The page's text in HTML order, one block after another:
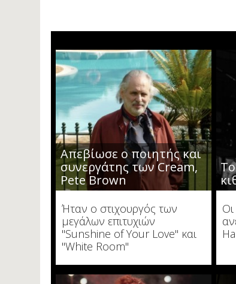
Απεβίωσε ο ποιητής και
συνεργάτης των Cream,
Pete Brown
Ήταν ο στιχουργός των
μεγάλων επιτυχιών
"Sunshine of Your Love" και
"White Room"